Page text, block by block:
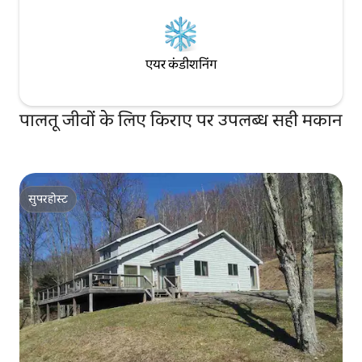
एयर कंडीशनिंग
पालतू जीवों के लिए किराए पर उपलब्ध सही मकान
सुपरहोस्ट
सुपरहोस्ट